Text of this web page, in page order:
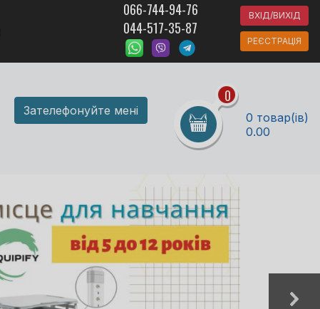
066-744-94-76
044-517-35-87
ВХІД/ВИХІД
РЕЄСТРАЦІЯ
Зателефонуйте мені
0
0 товар(ів)
0.00